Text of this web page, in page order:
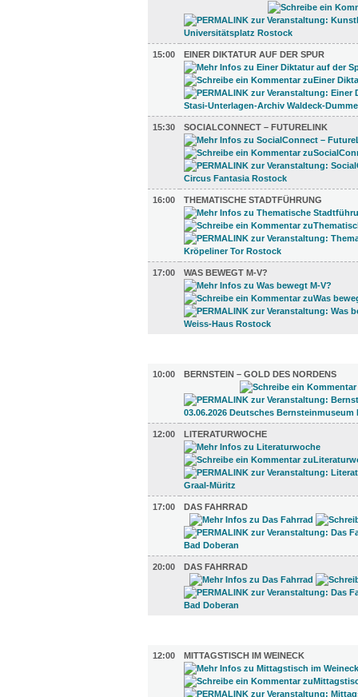
15:00 EINER DIKTATUR AUF DER SPUR
15:30 SOCIALCONNECT – FUTURELINK
16:00 THEMATISCHE STADTFÜHRUNG
17:00 WAS BEWEGT M-V?
10:00
BERNSTEIN – GOLD DES NORDENS
12:00 LITERATURWOCHE
17:00 DAS FAHRRAD
20:00 DAS FAHRRAD
12:00
MITTAGSTISCH IM WEINECK